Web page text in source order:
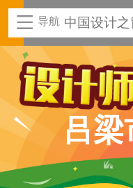
导航 中国设计
吕